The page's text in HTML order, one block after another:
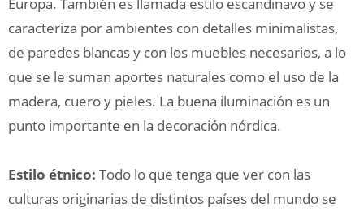
caracteriza por ambientes con detalles minimalistas,
de paredes blancas y con los muebles necesarios, a lo
que se le suman aportes naturales como el uso de la
madera, cuero y pieles. La buena iluminación es un
punto importante en la decoración nórdica.
Estilo étnico: Todo lo que tenga que ver con las
culturas originarias de distintos países del mundo se